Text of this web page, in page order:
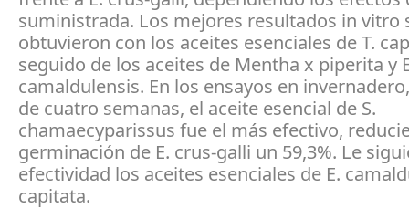
suministrada. Los mejores resultados in vitro
obtuvieron con los aceites esenciales de T.
seguido de los aceites de Mentha x piperita y
camaldulensis. En los ensayos en
de cuatro semanas, el aceite esencial de S.
chamaecyparissus fue el más efectivo,
germinación de E. crus-galli un 59,3%. Le
efectividad los aceites esenciales de E.
capitata.